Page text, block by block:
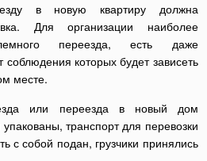
в новую квартиру должна
Для организации наиболее
переезда, есть даже
которых будет зависеть
месте.
или переезда в новый дом
транспорт для перевозки
с собой подан, грузчики принялись